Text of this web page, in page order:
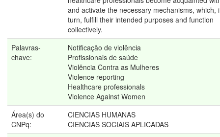
and activate the necessary mechanisms, which,
turn, fulfill their intended purposes and function
collectively.
Palavras-
chave:
Notificação de violência
Profissionais de saúde
Violência Contra as Mulheres
Violence reporting
Healthcare professionals
Violence Against Women
Área(s) do
CNPq:
CIENCIAS HUMANAS
CIENCIAS SOCIAIS APLICADAS